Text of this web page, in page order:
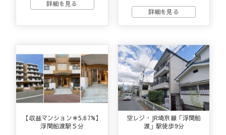
【収益マンション＊5.67%】
浮間船渡駅５分
空レジ・JR埼京線「浮間船
渡」駅徒歩9分